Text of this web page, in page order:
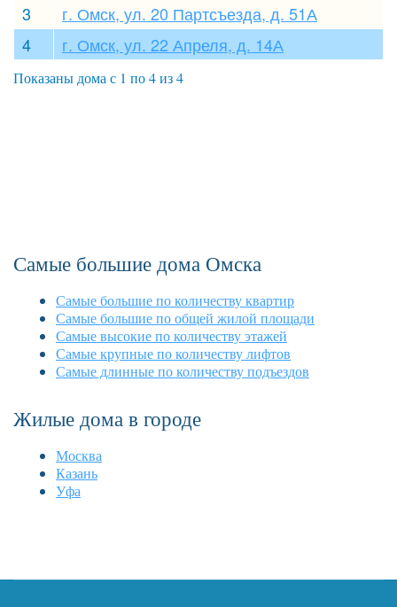
3
г. Омск, ул. 20 Партсъезда, д. 51А
4
г. Омск, ул. 22 Апреля, д. 14А
Показаны дома с 1 по 4 из 4
Самые большие дома Омска
Самые большие по количеству квартир
Самые большие по общей жилой площади
Самые высокие по количеству этажей
Самые крупные по количеству лифтов
Самые длинные по количеству подъездов
Жилые дома в городе
Москва
Казань
Уфа